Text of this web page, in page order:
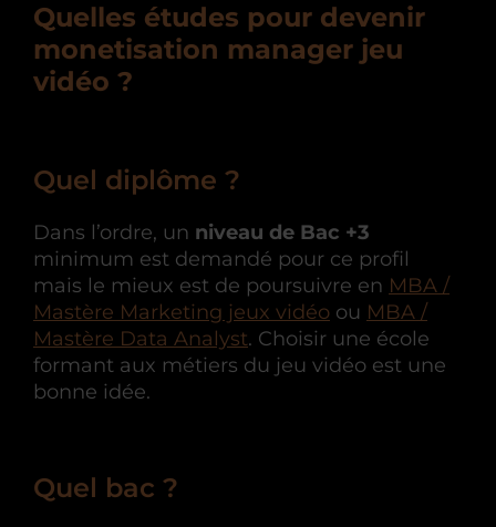
Quelles études pour devenir
monetisation manager jeu
vidéo ?
Quel diplôme ?
Dans l’ordre, un niveau de Bac +3
minimum est demandé pour ce profil
mais le mieux est de poursuivre en MBA /
Mastère Marketing jeux vidéo ou MBA /
Mastère Data Analyst. Choisir une école
formant aux métiers du jeu vidéo est une
bonne idée.
Quel bac ?